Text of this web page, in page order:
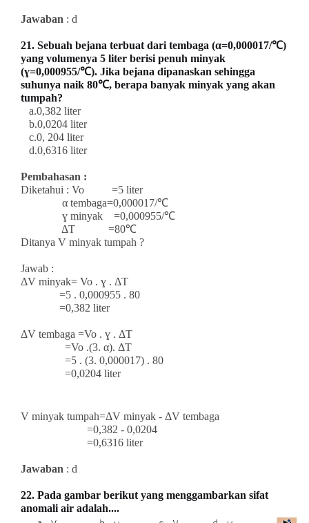
Jawaban : d
21. Sebuah bejana terbuat dari tembaga (α=0,000017/℃)
yang volumenya 5 liter berisi penuh minyak
(ɣ=0,000955/℃). Jika bejana dipanaskan sehingga
suhunya naik 80℃, berapa banyak minyak yang akan
tumpah?
a.0,382 liter
b.0,0204 liter
c.0, 204 liter
d.0,6316 liter
Pembahasan :
Diketahui : Vo =5 liter
α tembaga=0,000017/℃
ɣ minyak =0,000955/℃
ΔT =80℃
Ditanya V minyak tumpah ?
Jawab :
ΔV minyak= Vo . ɣ . ΔT
=5 . 0,000955 . 80
=0,382 liter
ΔV tembaga =Vo . ɣ . ΔT
=Vo .(3. α). ΔT
=5 . (3. 0,000017) . 80
=0,0204 liter
V minyak tumpah=ΔV minyak - ΔV tembaga
=0,382 - 0,0204
=0,6316 liter
Jawaban : d
22. Pada gambar berikut yang menggambarkan sifat
anomali air adalah....